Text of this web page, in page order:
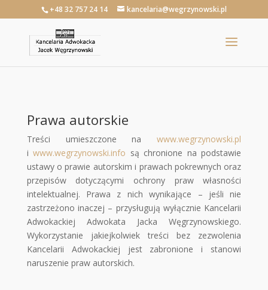
+48 32 757 24 14 kancelaria@wegrzynowski.pl
Prawa autorskie
Treści umieszczone nawww.wegrzynowski.pl
iwww.wegrzynowski.info są chronione na podstawie
ustawy o prawie autorskim i prawach pokrewnych oraz
przepisów dotyczącymi ochrony praw własności
intelektualnej. Prawa z nich wynikające – jeśli nie
zastrzeżono inaczej – przysługują wyłącznie Kancelarii
Adwokackiej Adwokata Jacka Węgrzynowskiego.
Wykorzystanie jakiejkolwiek treści bez zezwolenia
Kancelarii Adwokackiej jest zabronione i stanowi
naruszenie praw autorskich.